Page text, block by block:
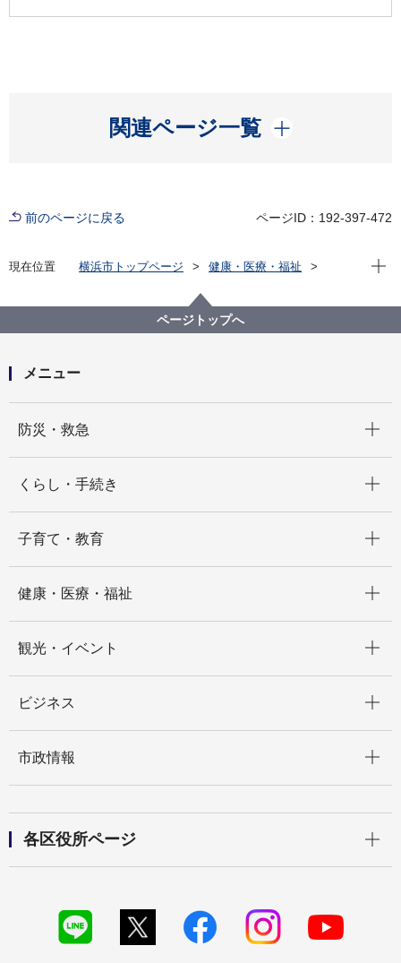
関連ページ一覧
開く
前のページに戻る ページID：192-397-472
現在位置 横浜市トップページ
健康・医療・福祉
現在
ページトップへ
メニュー
防災・救急
くらし・手続き
子育て・教育
健康・医療・福祉
観光・イベント
ビジネス
市政情報
各区役所ページ